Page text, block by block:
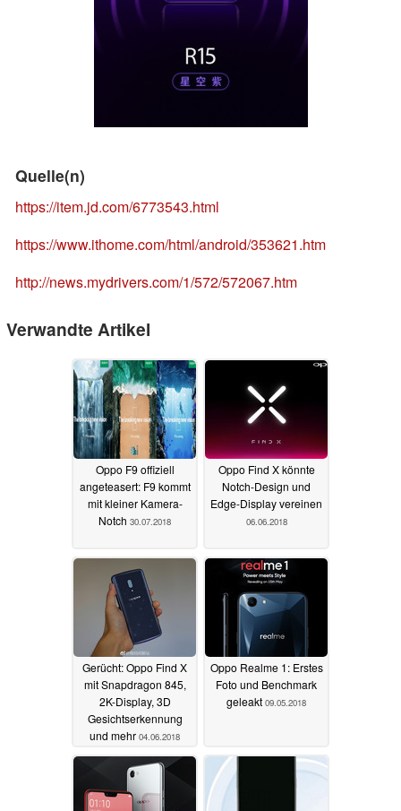
Quelle(n)
https://item.jd.com/6773543.html
https://www.ithome.com/html/android/353621.htm
http://news.mydrivers.com/1/572/572067.htm
Verwandte Artikel
Oppo F9 offiziell
angeteasert: F9 kommt
mit kleiner Kamera-
Notch 30.07.2018
Oppo Find X könnte
Notch-Design und
Edge-Display vereinen
06.06.2018
Gerücht: Oppo Find X
mit Snapdragon 845,
2K-Display, 3D
Gesichtserkennung
und mehr 04.06.2018
Oppo Realme 1: Erstes
Foto und Benchmark
geleakt 09.05.2018